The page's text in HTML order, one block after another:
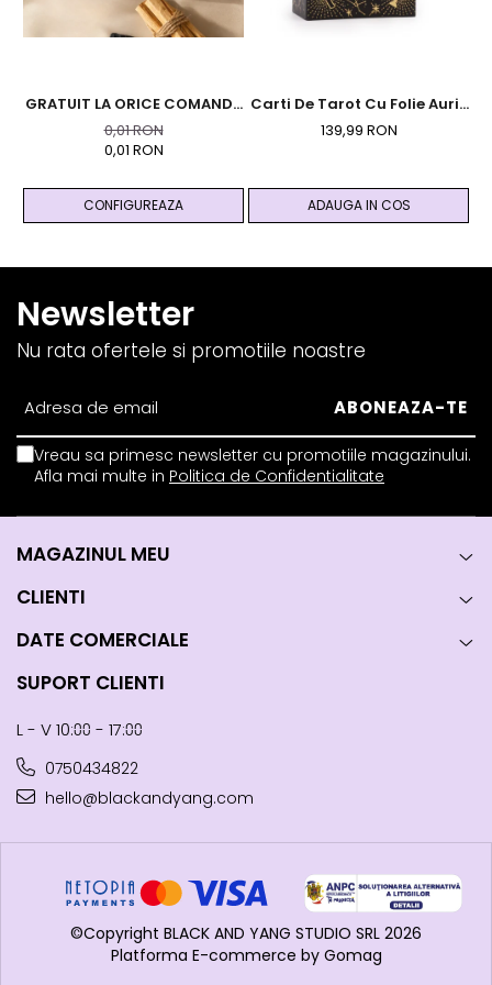
GRATUIT LA ORICE COMANDA
PESTE 99 RON - Cutie
Personalizata Cadou Black
0,01 RON
0,01 RON
CONFIGUREAZA
Carti De Tarot Cu Folie Aurie
Si Ghid - Magic
139,99 RON
ADAUGA IN COS
Newsletter
Nu rata ofertele si promotiile noastre
Vreau sa primesc newsletter cu promotiile magazinului.
Afla mai multe in Politica de Confidentialitate
MAGAZINUL MEU
CLIENTI
DATE COMERCIALE
SUPORT CLIENTI
L - V 10:⩇⩇ - 17:⩇⩇
0750434822
hello@blackandyang.com
©Copyright BLACK AND YANG STUDIO SRL 2026
Platforma E-commerce by Gomag